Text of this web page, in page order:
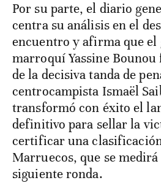
Por su parte, el diario
centra su análisis en el
encuentro y afirma que el
marroquí Yassine
de la decisiva tanda de
centrocampista Ismaël
transformó con éxito el
definitivo para sellar la
certificar una
Marruecos, que se medirá
siguiente ronda.